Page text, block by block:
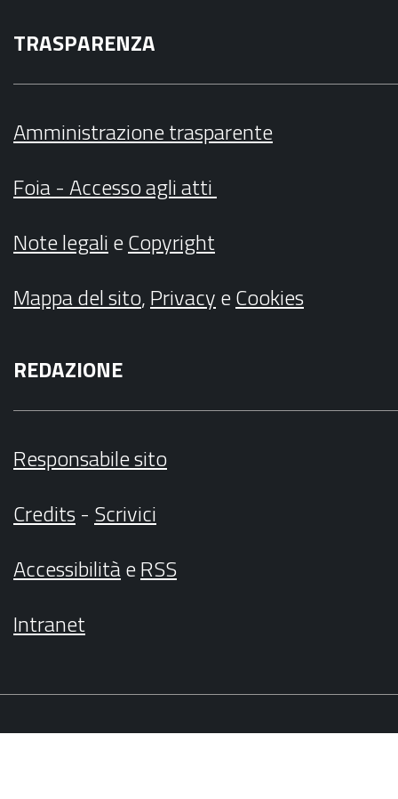
TRASPARENZA
Amministrazione trasparente
Foia - Accesso agli atti
Note legalieCopyright
Mappa del sito,PrivacyeCookies
REDAZIONE
Responsabile sito
Credits- Scrivici
AccessibilitàeRSS
Intranet